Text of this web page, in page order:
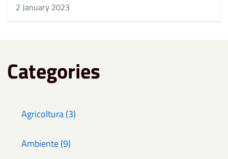
2 January 2023
Categories
Agricoltura (3)
Ambiente (9)